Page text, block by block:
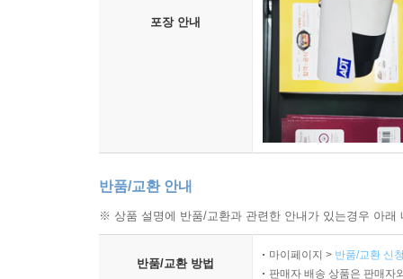
포장 안내
반품/교환 안내
※ 상품 설명에 반품/교환과 관련한 안내가 있는경우 아
반품/교환 방법
마이페이지 > 반품/교환 신
판매자 배송 상품은 판매자